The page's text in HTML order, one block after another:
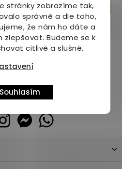
stránky zobrazíme tak,
správně a dle toho,
že nám ho dáte a
Budeme se k
citlivě a slušně.
Souhlasím
Přihlásit se
vám s výběrem
poradit? Jsme tu pro vás!
708 220
krasazdravi.cz